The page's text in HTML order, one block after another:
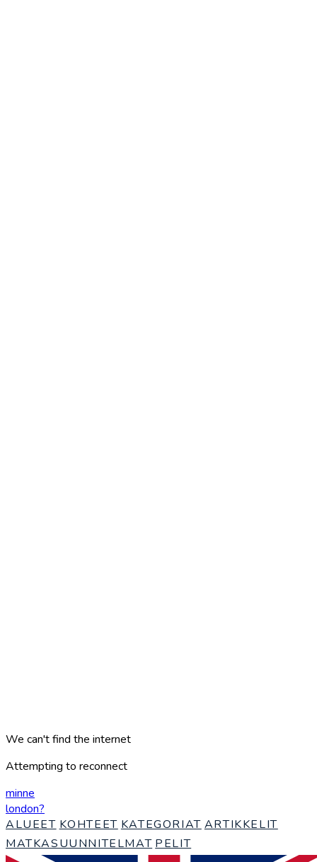
We can't find the internet
Attempting to reconnect
minne
london?
ALUEET KOHTEET KATEGORIAT ARTIKKELIT
MATKASUUNNITELMAT PELIT